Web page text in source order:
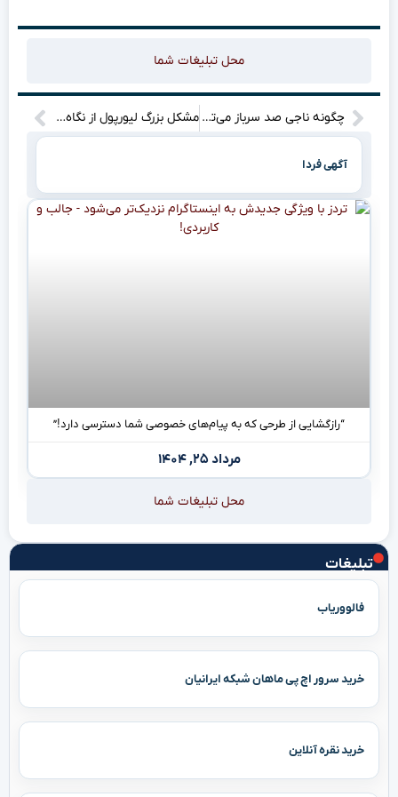
تبلیغات
فالووریاب
خرید سرور اچ پی ماهان شبکه ایرانیان
خرید نقره آنلاین
محل تبلیغات شما
چگونه ناجی صد سرباز می‌تواند از درک احساسات دیگران عاجز باشد؟ مشکل بزرگ لیورپول از نگاه کاراگر: اسلات این معما را حل نکند، قهرمانی منتفی است!
آگهی فردا
“رازگشایی از طرحی که به پیام‌های خصوصی شما دسترسی دارد!”
مرداد ۲۵, ۱۴۰۴
محل تبلیغات شما